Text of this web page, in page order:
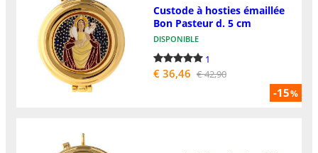
-15%
Custode à hosties émaillée
Bon Pasteur d. 5 cm
DISPONIBLE
1
€ 36,46 € 42,90